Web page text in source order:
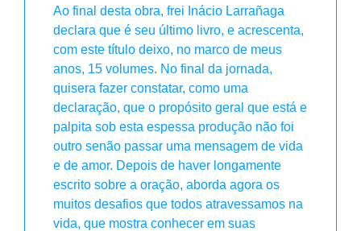
Ao final desta obra, frei Inácio Larrañaga
declara que é seu último livro, e acrescenta,
com este título deixo, no marco de meus
anos, 15 volumes. No final da jornada,
quisera fazer constatar, como uma
declaração, que o propósito geral que está e
palpita sob esta espessa produção não foi
outro senão passar uma mensagem de vida
e de amor. Depois de haver longamente
escrito sobre a oração, aborda agora os
muitos desafios que todos atravessamos na
vida, que mostra conhecer em suas